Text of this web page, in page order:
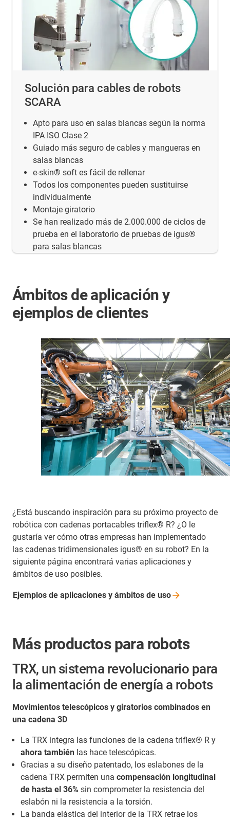
Solución para cables de robots
SCARA
Apto para uso en salas blancas según la norma
IPA ISO Clase 2
Guiado más seguro de cables y mangueras en
salas blancas
e-skin® soft es fácil de rellenar
Todos los componentes pueden sustituirse
individualmente
Montaje giratorio
Se han realizado más de 2.000.000 de ciclos de
prueba en el laboratorio de pruebas de igus®
para salas blancas
Ámbitos de aplicación y
ejemplos de clientes
¿Está buscando inspiración para su próximo proyecto de
robótica con cadenas portacables triflex® R? ¿O le
gustaría ver cómo otras empresas han implementado
las cadenas tridimensionales igus® en su robot? En la
siguiente página encontrará varias aplicaciones y
ámbitos de uso posibles.
Ejemplos de aplicaciones y ámbitos de uso
Más productos para robots
TRX, un sistema revolucionario para
la alimentación de energía a robots
Movimientos telescópicos y giratorios combinados en
una cadena 3D
La TRX integra las funciones de la cadena triflex® R y
ahora también las hace telescópicas.
Gracias a su diseño patentado, los eslabones de la
cadena TRX permiten una compensación longitudinal
de hasta el 36% sin comprometer la resistencia del
eslabón ni la resistencia a la torsión.
La banda elástica del interior de la TRX retrae los